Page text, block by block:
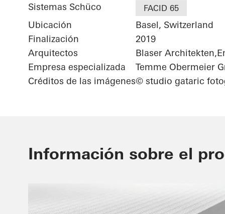
Sistemas Schüco FACID 65
Ubicación
Basel, Switzerland
Finalización
2019
Arquitectos
Blaser
Empresa especializada
Temme Obermeier
Créditos de las imágenes© studio gataric
Información sobre el